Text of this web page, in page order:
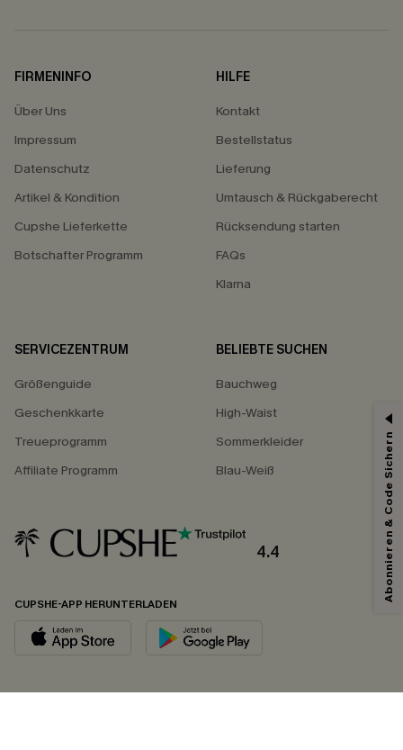
FIRMENINFO
Über Uns
Impressum
Datenschutz
Artikel & Kondition
Cupshe Lieferkette
Botschafter Programm
HILFE
Kontakt
Bestellstatus
Lieferung
Umtausch & Rückgaberecht
Rücksendung starten
FAQs
Klarna
SERVICEZENTRUM
Größenguide
Geschenkkarte
Treueprogramm
Affiliate Programm
BELIEBTE SUCHEN
Bauchweg
High-Waist
Sommerkleider
Blau-Weiß
4.4
CUPSHE-APP HERUNTERLADEN
Abonnieren & Code Sichern